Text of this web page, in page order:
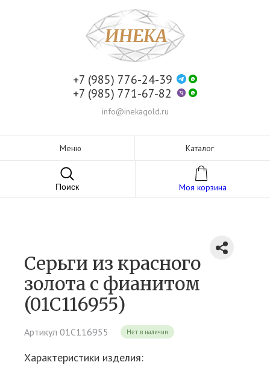
+7 (985) 776-24-39
+7 (985) 771-67-82
info@inekagold.ru
Меню Каталог
Поиск Моя корзина
Серьги из красного
золота c фианитом
(01С116955)
Артикул 01С116955 Нет в наличии
Характеристики изделия: